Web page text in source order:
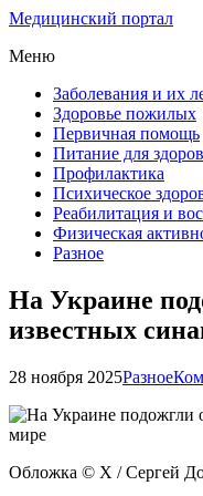
Медицинский портал
Меню
Заболевания и их
Здоровье пожилых
Первичная помощь
Питание для
Профилактика
Психическое
Реабилитация и
Физическая
Разное
На Украине
известных
28 ноября 2025Разное
Обложка © X / Сергей